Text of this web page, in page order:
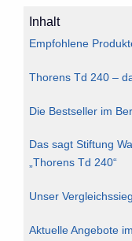
Inhalt
Empfohlene
Thorens Td 240 –
Die Bestseller im
Das sagt Stiftung
„Thorens Td 240“
Unser
Aktuelle Angebote